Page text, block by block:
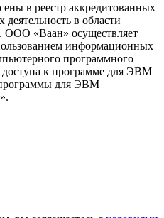
в реестр аккредитованных
в области
ООО «Ваан» осуществляет
информационных
программного
доступа к программе для ЭВМ
программы для ЭВМ